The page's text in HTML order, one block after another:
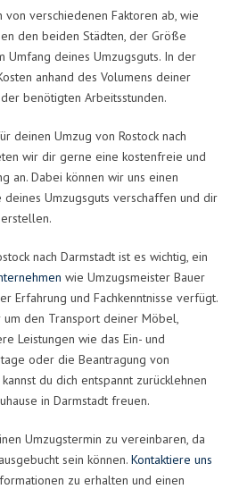
von verschiedenen Faktoren ab, wie
den beiden Städten, der Größe
Umfang deines Umzugsguts. In der
anhand des Volumens deiner
benötigten Arbeitsstunden.
deinen Umzug von Rostock nach
wir dir gerne eine kostenfreie und
an. Dabei können wir uns einen
Umzugsguts verschaffen und dir
nach Darmstadt ist es wichtig, ein
wie Umzugsmeister Bauer
Erfahrung und Fachkenntnisse verfügt.
um den Transport deiner Möbel,
Leistungen wie das Ein- und
oder die Beantragung von
du dich entspannt zurücklehnen
in Darmstadt freuen.
Umzugstermin zu vereinbaren, da
sein können. Kontaktiere uns
zu erhalten und einen